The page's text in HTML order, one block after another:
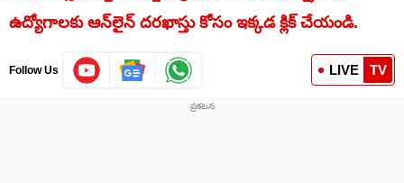
ఉద్యోగాలకు ఆన్‌లైన్‌ దరఖాస్తు కోసం ఇక్కడ క్లిక్‌ చేయండి.
Follow Us LIVE TV